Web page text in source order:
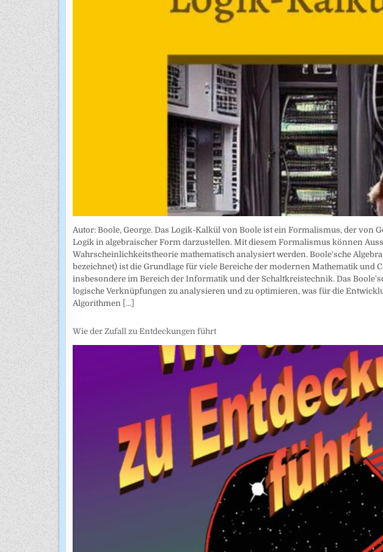
Autor: Boole, George. Das Logik-Kalkül von Boole ist ein Formalismus, der von
Logik in algebraischer Form darzustellen. Mit diesem Formalismus können
Wahrscheinlichkeitstheorie mathematisch analysiert werden. Boole'sche Algebra
bezeichnet) ist die Grundlage für viele Bereiche der modernen Mathematik und
insbesondere im Bereich der Informatik und der Schaltkreistechnik. Das
logische Verknüpfungen zu analysieren und zu optimieren, was für die
Algorithmen [...]
Wie der Zufall zu Entdeckungen führt